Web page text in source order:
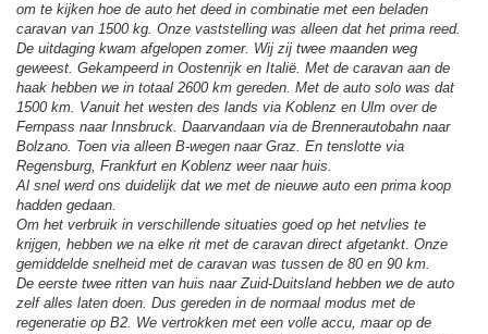
om te kijken hoe de auto het deed in combinatie met een beladen
caravan van 1500 kg. Onze vaststelling was alleen dat het prima reed.
De uitdaging kwam afgelopen zomer. Wij zij twee maanden weg
geweest. Gekampeerd in Oostenrijk en Italië. Met de caravan aan de
haak hebben we in totaal 2600 km gereden. Met de auto solo was dat
1500 km. Vanuit het westen des lands via Koblenz en Ulm over de
Fernpass naar Innsbruck. Daarvandaan via de Brennerautobahn naar
Bolzano. Toen via alleen B-wegen naar Graz. En tenslotte via
Regensburg, Frankfurt en Koblenz weer naar huis.
Al snel werd ons duidelijk dat we met de nieuwe auto een prima koop
hadden gedaan.
Om het verbruik in verschillende situaties goed op het netvlies te
krijgen, hebben we na elke rit met de caravan direct afgetankt. Onze
gemiddelde snelheid met de caravan was tussen de 80 en 90 km.
De eerste twee ritten van huis naar Zuid-Duitsland hebben we de auto
zelf alles laten doen. Dus gereden in de normaal modus met de
regeneratie op B2. We vertrokken met een volle accu, maar op de